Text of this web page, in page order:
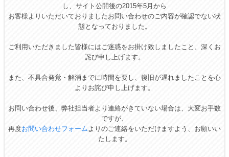
し、 サイト公開後の2015年5月から
お客様よりいただいておりましたお問い合わせのご内容が確認でない状
態となっておりました。
ご利用いただきました皆様にはご迷惑をお掛け致しましたこと、深くお
詫び申し上げます。
また、不具合発覚・解消までに時間を要し、 復旧が遅れましたことを心
よりお詫び申し上げます。
お問い合わせ後、弊社担当者より連絡がきていない場合は、 大変お手数
ですが、
再度お問い合わせフォーム よりのご連絡をいただけますよう、お願いい
たします。